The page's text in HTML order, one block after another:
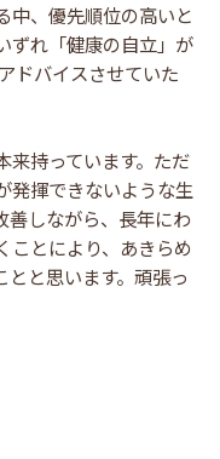
中、優先順位の高いと
ずれ「健康の自立」が
ドバイスさせていた
来持っています。ただ
発揮できないような生
善しながら、長年にわ
ことにより、あきらめ
と思います。頑張っ